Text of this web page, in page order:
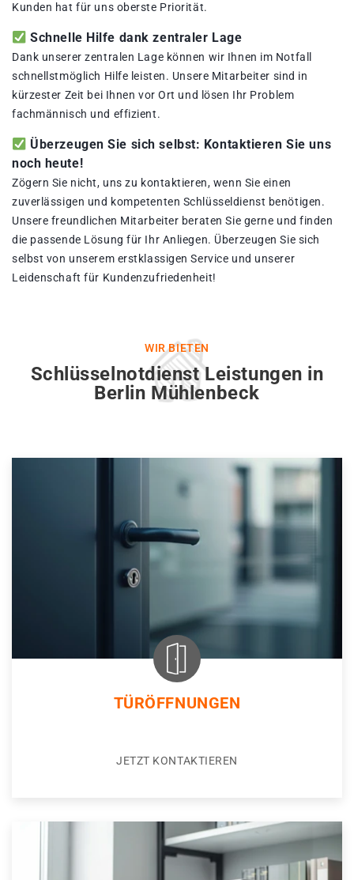
Kunden hat für uns oberste Priorität.
Schnelle Hilfe dank zentraler Lage
Dank unserer zentralen Lage können wir Ihnen im Notfall
schnellstmöglich Hilfe leisten. Unsere Mitarbeiter sind in
kürzester Zeit bei Ihnen vor Ort und lösen Ihr Problem
fachmännisch und effizient.
Überzeugen Sie sich selbst: Kontaktieren Sie uns
noch heute!
Zögern Sie nicht, uns zu kontaktieren, wenn Sie einen
zuverlässigen und kompetenten Schlüsseldienst benötigen.
Unsere freundlichen Mitarbeiter beraten Sie gerne und finden
die passende Lösung für Ihr Anliegen. Überzeugen Sie sich
selbst von unserem erstklassigen Service und unserer
Leidenschaft für Kundenzufriedenheit!
WIR BIETEN
Schlüsselnotdienst Leistungen in
Berlin Mühlenbeck
TÜRÖFFNUNGEN
JETZT KONTAKTIEREN